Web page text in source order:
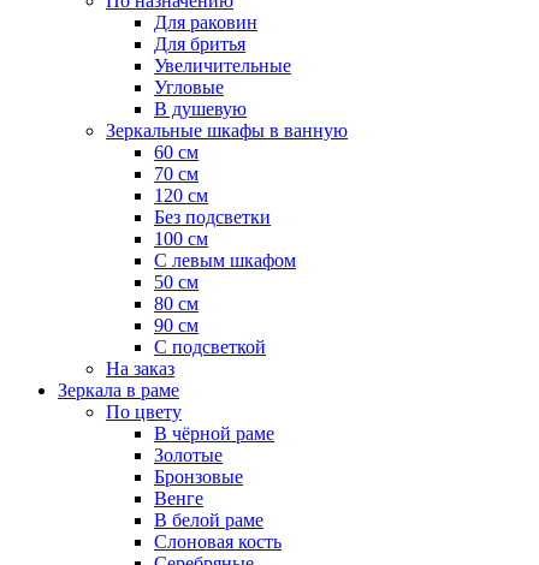
Для раковин
Для бритья
Увеличительные
Угловые
В душевую
Зеркальные шкафы в ванную
60 см
70 см
120 см
Без подсветки
100 см
С левым шкафом
50 см
80 см
90 см
С подсветкой
На заказ
Зеркала в раме
По цвету
В чёрной раме
Золотые
Бронзовые
Венге
В белой раме
Слоновая кость